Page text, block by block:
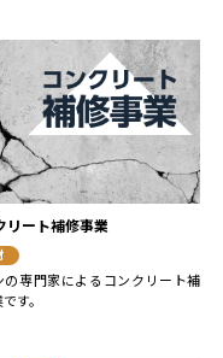
リート補修事業
の専門家によるコンクリート補
す。